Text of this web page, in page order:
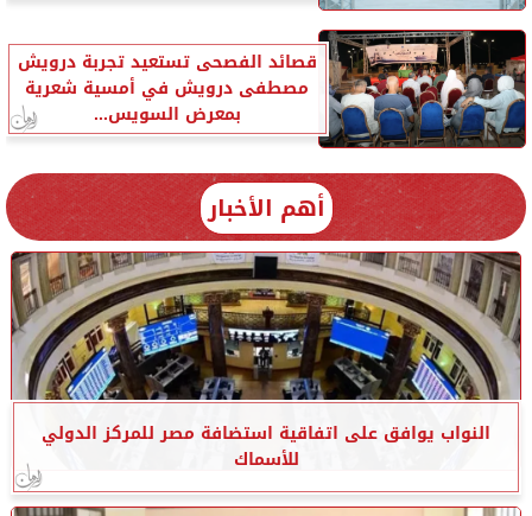
قصائد الفصحى تستعيد تجربة درويش
مصطفى درويش في أمسية شعرية
بمعرض السويس...
أهم الأخبار
النواب يوافق على اتفاقية استضافة مصر للمركز الدولي
للأسماك